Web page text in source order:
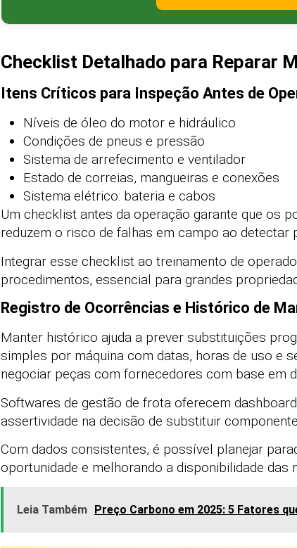
Checklist Detalhado para Reparar
Itens Críticos para Inspeção Antes de
Níveis de óleo do motor e hidráulico
Condições de pneus e pressão
Sistema de arrefecimento e ventilador
Estado de correias, mangueiras e conexões
Sistema elétrico: bateria e cabos
Um checklist antes da operação garante que os
reduzem o risco de falhas em campo ao
Integrar esse checklist ao treinamento de
procedimentos, essencial para grandes
Registro de Ocorrências e Histórico de
Manter histórico ajuda a prever substituições
simples por máquina com datas, horas de uso e
negociar peças com fornecedores com base em
Softwares de gestão de frota oferecem
assertividade na decisão de substituir
Com dados consistentes, é possível planejar
oportunidade e melhorando a disponibilidade das
Leia Também Preço Carbono em 2025: 5 Fatores